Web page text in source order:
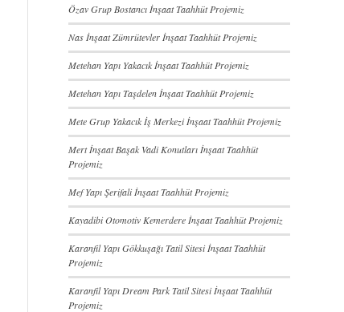
Özav Grup Bostancı İnşaat Taahhüt Projemiz
Nas İnşaat Zümrütevler İnşaat Taahhüt Projemiz
Metehan Yapı Yakacık İnşaat Taahhüt Projemiz
Metehan Yapı Taşdelen İnşaat Taahhüt Projemiz
Mete Grup Yakacık İş Merkezi İnşaat Taahhüt Projemiz
Mert İnşaat Başak Vadi Konutları İnşaat Taahhüt
Projemiz
Mef Yapı Şerifali İnşaat Taahhüt Projemiz
Kayadibi Otomotiv Kemerdere İnşaat Taahhüt Projemiz
Karanfil Yapı Gökkuşağı Tatil Sitesi İnşaat Taahhüt
Projemiz
Karanfil Yapı Dream Park Tatil Sitesi İnşaat Taahhüt
Projemiz